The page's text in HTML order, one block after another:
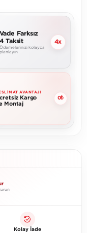
Vade Farksız
4 Taksit
Ödemelerinizi kolayca
planlayın
4x
AVANTAJI
Kargo
Montaj
0₺
Kolay İade